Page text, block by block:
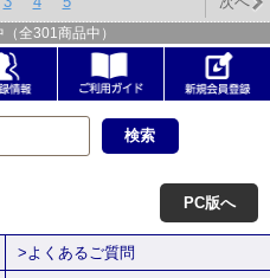
（全301 商品中）
PC版へ
>よくあるご質問